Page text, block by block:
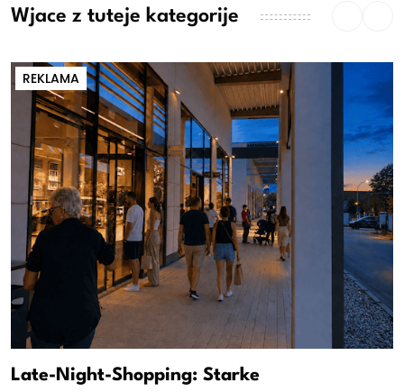
Wjace z tuteje kategorije
REKLAMA
Late-Night-Shopping: Starke